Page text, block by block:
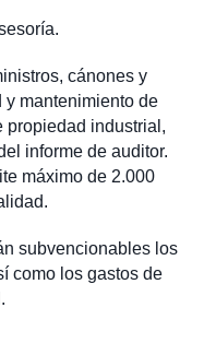
cánones y
y mantenimiento de
propiedad industrial,
informe de auditor.
máximo de 2.000
subvencionables los
como los gastos de